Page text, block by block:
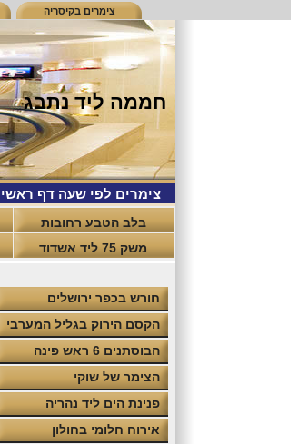
צימרים בקיסריה
חממה ליד נתבג
צימרים לפי שעה דף ראשי
בלב הטבע רחובות
משק 75 ליד אשדוד
חורש בכפר ירושלים
הקסם הירוק בגליל המערבי
הבוסתנים 6 ראש פינה
הצימר של שוקי
פנינת הים ליד נהריה
אירוח חלומי בחולון